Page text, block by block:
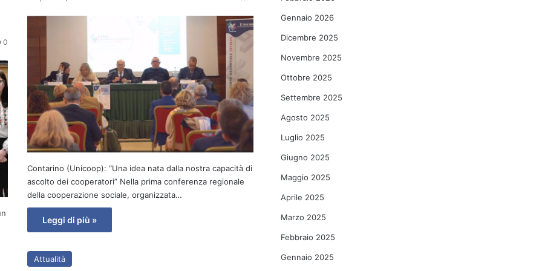
0
Contarino (Unicoop): “Una idea nata dalla nostra capacità di
ascolto dei cooperatori” Nella prima conferenza regionale
della cooperazione sociale, organizzata…
Leggi di più »
Attualità
Gennaio 2026
Dicembre 2025
Novembre 2025
Ottobre 2025
Settembre 2025
Agosto 2025
Luglio 2025
Giugno 2025
Maggio 2025
Aprile 2025
Marzo 2025
Febbraio 2025
Gennaio 2025